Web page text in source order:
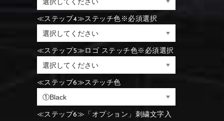
⑮Wine red
⑪Black ⑫Ivory
⑮Wine red
⑪Black
⑮Rose pink
⑪Blue
⑮Rose pink
≪ステップ4≫ステッチ色※必須選択
≪ステップ5≫ロゴ ステッチ色※必須選択
≪ステップ6≫ステッチ色
≪ステップ6≫「オプション」刺繍文字入